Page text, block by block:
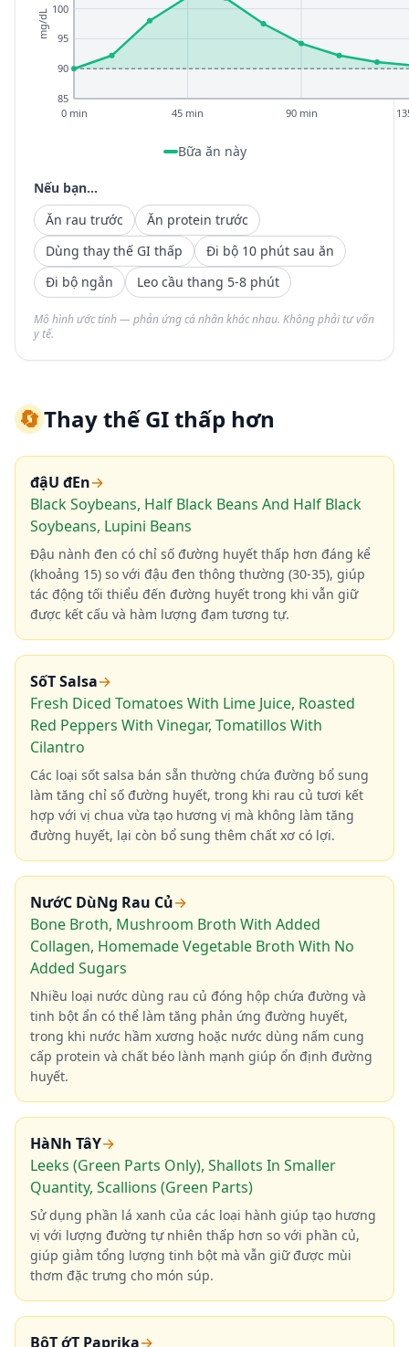
85
90
95
100
0 min 45 min 90 min
mg/dL
Bữa ăn này
Nếu bạn...
Ăn rau trước
Ăn protein trước
Dùng thay thế GI thấp
Đi bộ 10 phút sau ăn
Đi bộ ngắn
Leo cầu thang 5-8 phút
Mô hình ước tính — phản ứng cá nhân khác nhau. Không phải tư vấn
y tế.
🔄Thay thế GI thấp hơn
đậU đEn→
Black Soybeans, Half Black Beans And Half Black
Soybeans, Lupini Beans
Đậu nành đen có chỉ số đường huyết thấp hơn đáng kể
(khoảng 15) so với đậu đen thông thường (30-35), giúp
tác động tối thiểu đến đường huyết trong khi vẫn giữ
được kết cấu và hàm lượng đạm tương tự.
SốT Salsa→
Fresh Diced Tomatoes With Lime Juice, Roasted
Red Peppers With Vinegar, Tomatillos With
Cilantro
Các loại sốt salsa bán sẵn thường chứa đường bổ sung
làm tăng chỉ số đường huyết, trong khi rau củ tươi kết
hợp với vị chua vừa tạo hương vị mà không làm tăng
đường huyết, lại còn bổ sung thêm chất xơ có lợi.
NướC DùNg Rau Củ→
Bone Broth, Mushroom Broth With Added
Collagen, Homemade Vegetable Broth With No
Added Sugars
Nhiều loại nước dùng rau củ đóng hộp chứa đường và
tinh bột ẩn có thể làm tăng phản ứng đường huyết,
trong khi nước hầm xương hoặc nước dùng nấm cung
cấp protein và chất béo lành mạnh giúp ổn định đường
huyết.
HàNh TâY→
Leeks (Green Parts Only), Shallots In Smaller
Quantity, Scallions (Green Parts)
Sử dụng phần lá xanh của các loại hành giúp tạo hương
vị với lượng đường tự nhiên thấp hơn so với phần củ,
giúp giảm tổng lượng tinh bột mà vẫn giữ được mùi
thơm đặc trưng cho món súp.
BộT ớT Paprika→